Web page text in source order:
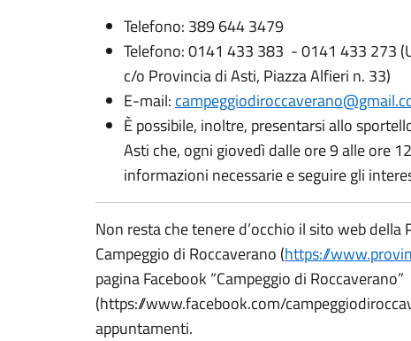
Telefono: 389 644 3479
Telefono: 0141 433 383 - 0141 433 273
c/o Provincia di Asti, Piazza Alfieri n. 33)
E-mail:
È possibile, inoltre, presentarsi allo
Asti che, ogni giovedì dalle ore 9 alle ore
informazioni necessarie e seguire gli
Non resta che tenere d’occhio il sito web
Campeggio di Roccaverano (https://
pagina Facebook “Campeggio di Roccaverano”
(https://www.facebook.com/
appuntamenti.